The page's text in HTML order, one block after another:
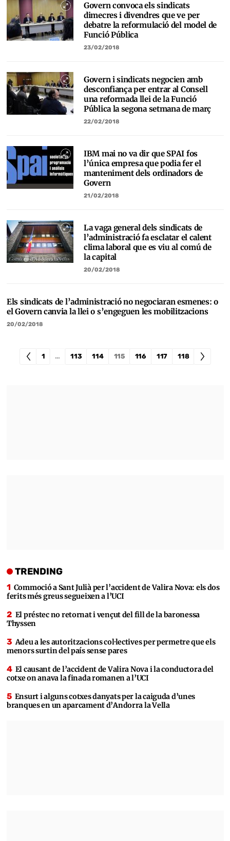
Govern convoca els sindicats
dimecres i divendres que ve per
debatre la reformulació del model de
Funció Pública
23/02/2018
Govern i sindicats negocien amb
desconfiança per entrar al Consell
una reformada llei de la Funció
Pública la segona setmana de març
22/02/2018
IBM mai no va dir que SPAI fos
l’única empresa que podia fer el
manteniment dels ordinadors de
Govern
21/02/2018
La vaga general dels sindicats de
l’administració fa esclatar el calent
clima laboral que es viu al comú de
la capital
20/02/2018
Els sindicats de l’administració no negociaran esmenes: o
el Govern canvia la llei o s’engeguen les mobilitzacions
20/02/2018
1 … 113 114 115 116 117 118
TRENDING
Commoció a Sant Julià per l’accident de Valira Nova: els dos
ferits més greus segueixen a l’UCI
El préstec no retornat i vençut del fill de la baronessa
Thyssen
Adeu a les autoritzacions col·lectives per permetre que els
menors surtin del país sense pares
El causant de l’accident de Valira Nova i la conductora del
cotxe on anava la finada romanen a l’UCI
Ensurt i alguns cotxes danyats per la caiguda d’unes
branques en un aparcament d’Andorra la Vella